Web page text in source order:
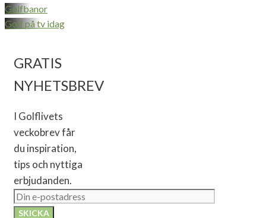
Golfbanor
Golf på tv idag
GRATIS
NYHETSBREV
I Golflivets
veckobrev får
du inspiration,
tips och nyttiga
erbjudanden.